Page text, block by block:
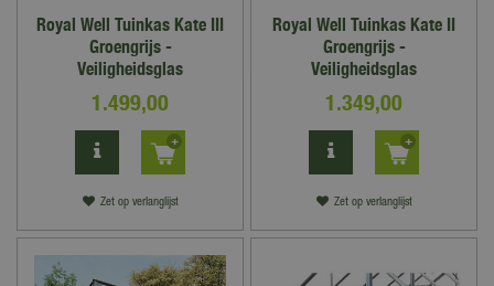
Royal Well Tuinkas Kate III
Groengrijs -
Veiligheidsglas
1.499,00
Zet op verlanglijst
Royal Well Tuinkas Kate II
Groengrijs -
Veiligheidsglas
1.349,00
Zet op verlanglijst